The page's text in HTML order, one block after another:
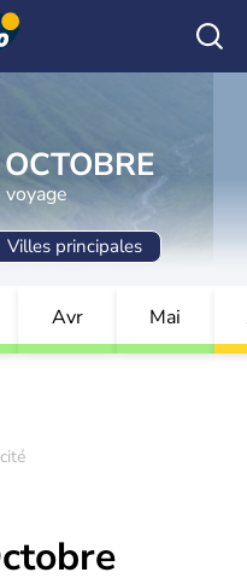
Villes principales
Avr Mai